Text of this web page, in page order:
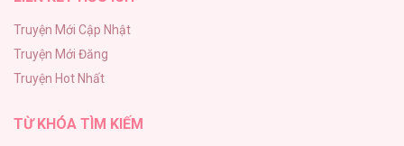
ONESHOT CHỊCH VỒN CHỊCH VÃ
31
Truyện Mới Cập Nhật
Truyện Mới Đăng
Truyện Hot Nhất
TỪ KHÓA TÌM KIẾM